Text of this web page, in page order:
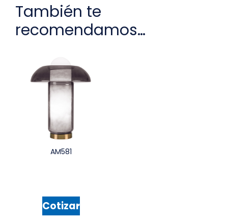
También te
recomendamos…
AM581
Cotizar